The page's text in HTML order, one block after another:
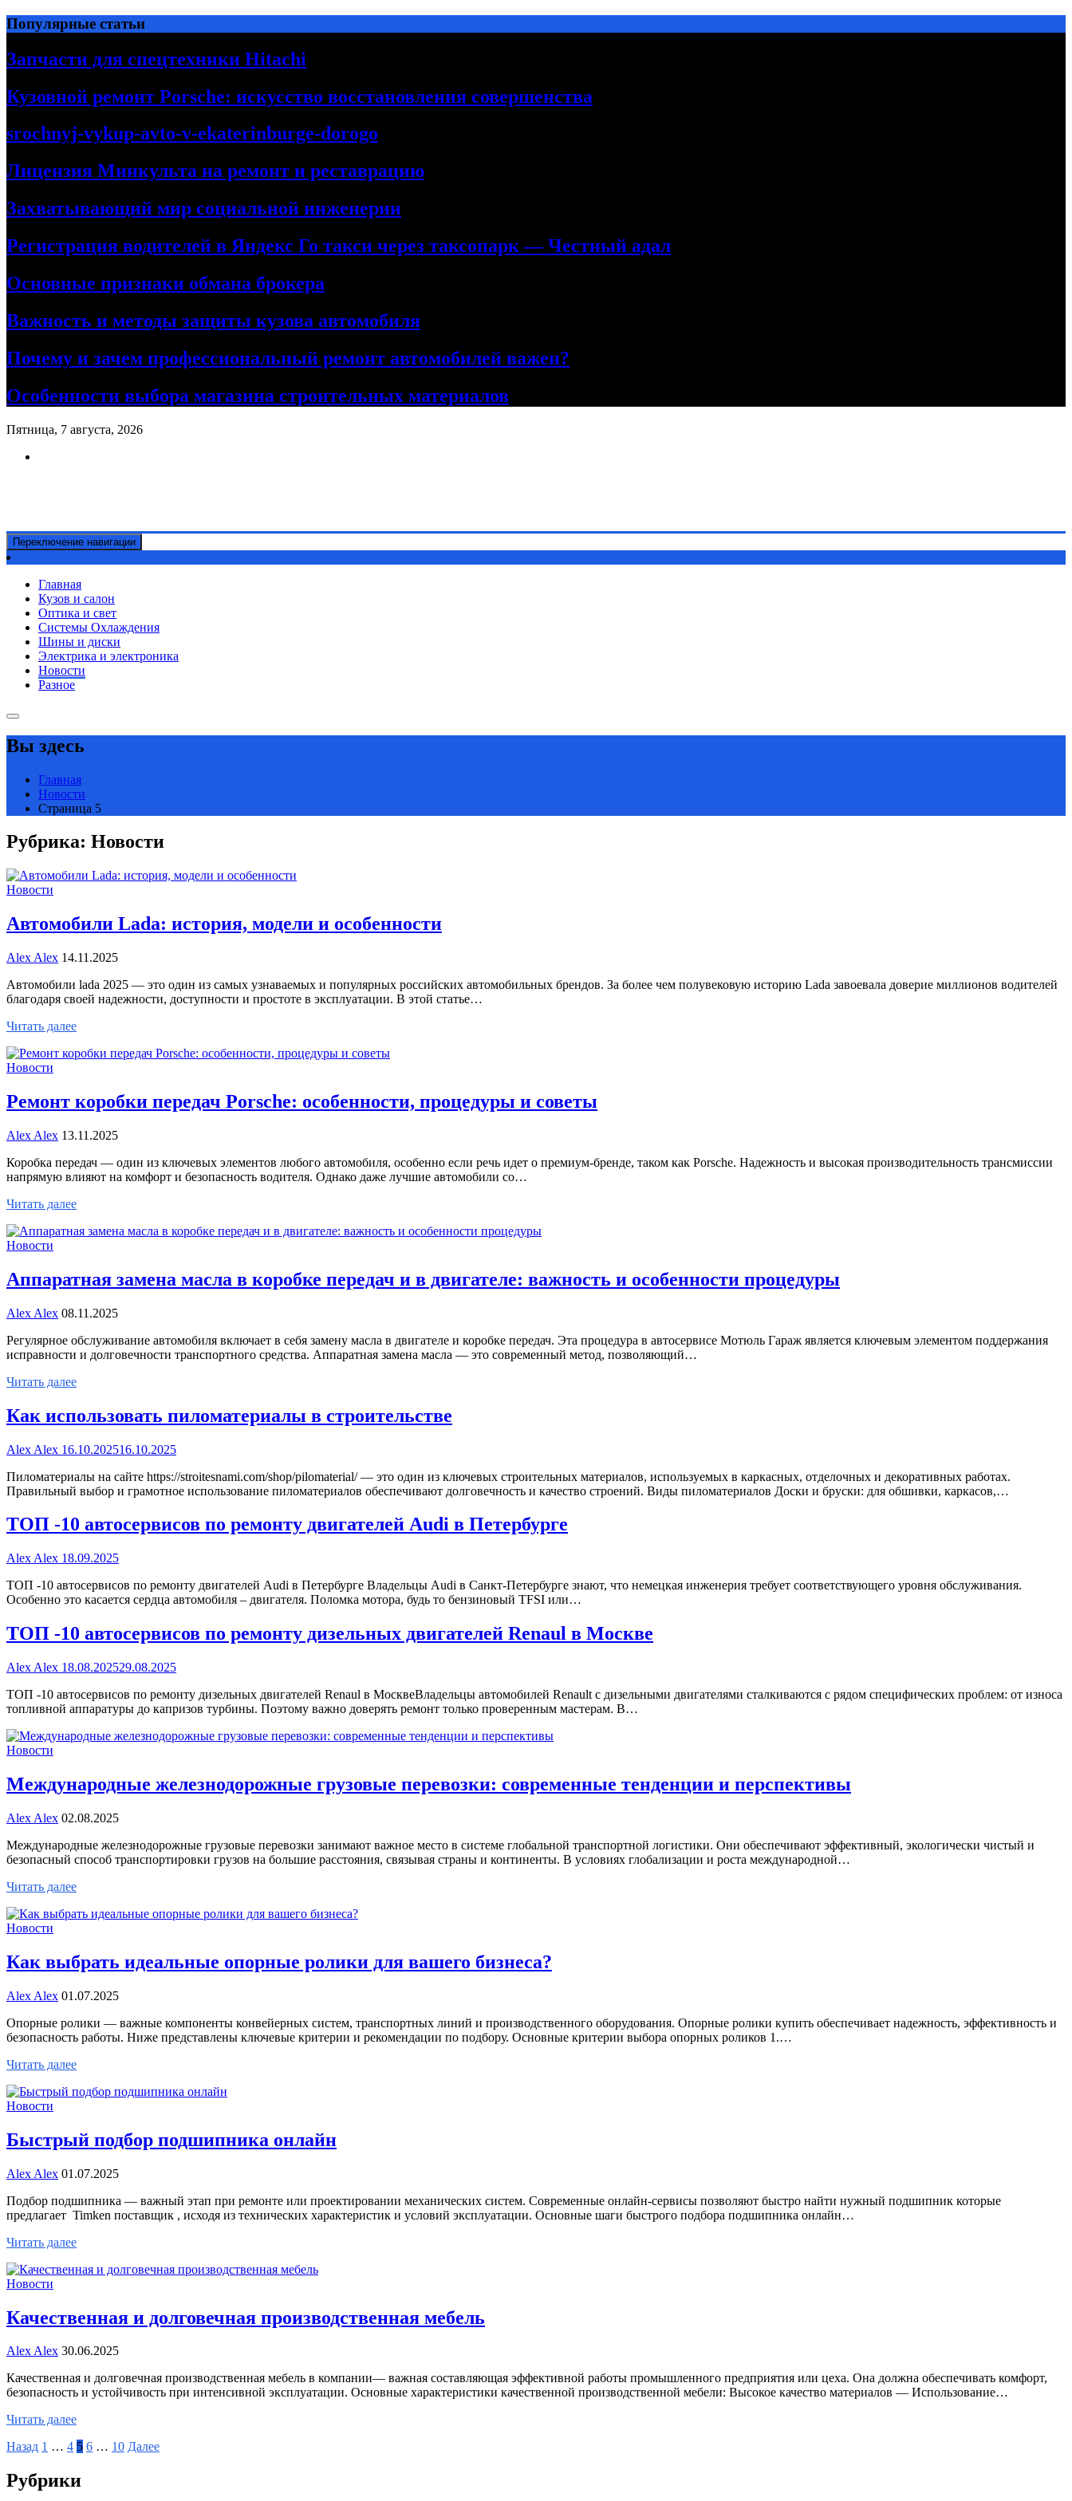
Перейти
к
содержимому
Популярные статьи
Запчасти для спецтехники Hitachi
Кузовной ремонт Porsche: искусство восстановления совершенства
srochnyj-vykup-avto-v-ekaterinburge-dorogo
Лицензия Минкульта на ремонт и реставрацию
Захватывающий мир социальной инженерии
Регистрация водителей в Яндекс Го такси через таксопарк — Честный адал
Основные признаки обмана брокера
Важность и методы защиты кузова автомобиля
Почему и зачем профессиональный ремонт автомобилей важен?
Особенности выбора магазина строительных материалов
Пятница, 7 августа, 2026
Переключение навигации
Главная
Кузов и салон
Оптика и свет
Системы Охлаждения
Шины и диски
Электрика и электроника
Новости
Разное
Вы здесь
Главная
Новости
Страница 5
Рубрика: Новости
Новости
Автомобили Lada: история, модели и особенности
Alex Alex 14.11.2025
Автомобили lada 2025 — это один из самых узнаваемых и популярных российских автомобильных брендов. За более чем полувековую историю Lada завоевала доверие миллионов водителей
благодаря своей надежности, доступности и простоте в эксплуатации. В этой статье…
Читать далее
Новости
Ремонт коробки передач Porsche: особенности, процедуры и советы
Alex Alex 13.11.2025
Коробка передач — один из ключевых элементов любого автомобиля, особенно если речь идет о премиум-бренде, таком как Porsche. Надежность и высокая производительность трансмиссии
напрямую влияют на комфорт и безопасность водителя. Однако даже лучшие автомобили со…
Читать далее
Новости
Аппаратная замена масла в коробке передач и в двигателе: важность и особенности процедуры
Alex Alex 08.11.2025
Регулярное обслуживание автомобиля включает в себя замену масла в двигателе и коробке передач. Эта процедура в автосервисе Мотюль Гараж является ключевым элементом поддержания
исправности и долговечности транспортного средства. Аппаратная замена масла — это современный метод, позволяющий…
Читать далее
Как использовать пиломатериалы в строительстве
Alex Alex 16.10.202516.10.2025
Пиломатериалы на сайте https://stroitesnami.com/shop/pilomaterial/ — это один из ключевых строительных материалов, используемых в каркасных, отделочных и декоративных работах.
Правильный выбор и грамотное использование пиломатериалов обеспечивают долговечность и качество строений. Виды пиломатериалов Доски и бруски: для обшивки, каркасов,…
ТОП -10 автосервисов по ремонту двигателей Audi в Петербурге
Alex Alex 18.09.2025
ТОП -10 автосервисов по ремонту двигателей Audi в Петербурге Владельцы Audi в Санкт-Петербурге знают, что немецкая инженерия требует соответствующего уровня обслуживания.
Особенно это касается сердца автомобиля – двигателя. Поломка мотора, будь то бензиновый TFSI или…
ТОП -10 автосервисов по ремонту дизельных двигателей Renaul в Москве
Alex Alex 18.08.202529.08.2025
ТОП -10 автосервисов по ремонту дизельных двигателей Renaul в МосквеВладельцы автомобилей Renault с дизельными двигателями сталкиваются с рядом специфических проблем: от износа
топливной аппаратуры до капризов турбины. Поэтому важно доверять ремонт только проверенным мастерам. В…
Новости
Международные железнодорожные грузовые перевозки: современные тенденции и перспективы
Alex Alex 02.08.2025
Международные железнодорожные грузовые перевозки занимают важное место в системе глобальной транспортной логистики. Они обеспечивают эффективный, экологически чистый и
безопасный способ транспортировки грузов на большие расстояния, связывая страны и континенты. В условиях глобализации и роста международной…
Читать далее
Новости
Как выбрать идеальные опорные ролики для вашего бизнеса?
Alex Alex 01.07.2025
Опорные ролики — важные компоненты конвейерных систем, транспортных линий и производственного оборудования. Опорные ролики купить обеспечивает надежность, эффективность и
безопасность работы. Ниже представлены ключевые критерии и рекомендации по подбору. Основные критерии выбора опорных роликов 1.…
Читать далее
Новости
Быстрый подбор подшипника онлайн
Alex Alex 01.07.2025
Подбор подшипника — важный этап при ремонте или проектировании механических систем. Современные онлайн-сервисы позволяют быстро найти нужный подшипник которые
предлагает Timken поставщик , исходя из технических характеристик и условий эксплуатации. Основные шаги быстрого подбора подшипника онлайн…
Читать далее
Новости
Качественная и долговечная производственная мебель
Alex Alex 30.06.2025
Качественная и долговечная производственная мебель в компании— важная составляющая эффективной работы промышленного предприятия или цеха. Она должна обеспечивать комфорт,
безопасность и устойчивость при интенсивной эксплуатации. Основные характеристики качественной производственной мебели: Высокое качество материалов — Использование…
Читать далее
Пагинация
записей
Назад 1 … 4 5 6 … 10 Далее
Рубрики